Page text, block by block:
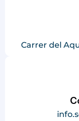
Carrer del